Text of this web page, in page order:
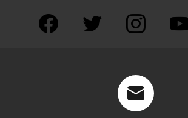
facebook twitter instagram